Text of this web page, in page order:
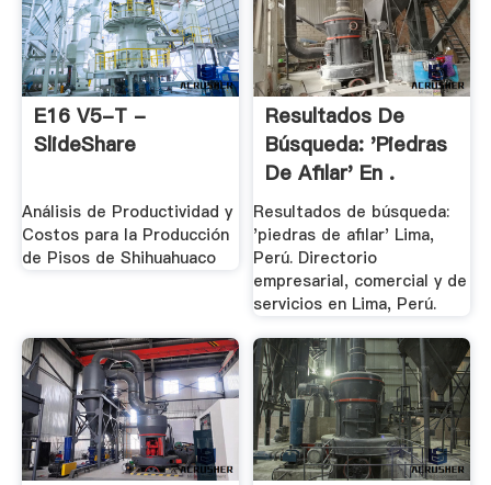
E16 V5-T -
SlideShare
Análisis de Productividad y
Costos para la Producción
de Pisos de Shihuahuaco
Resultados De
Búsqueda: 'piedras
De Afilar' En .
Resultados de búsqueda:
'piedras de afilar' Lima,
Perú. Directorio
empresarial, comercial y de
servicios en Lima, Perú.